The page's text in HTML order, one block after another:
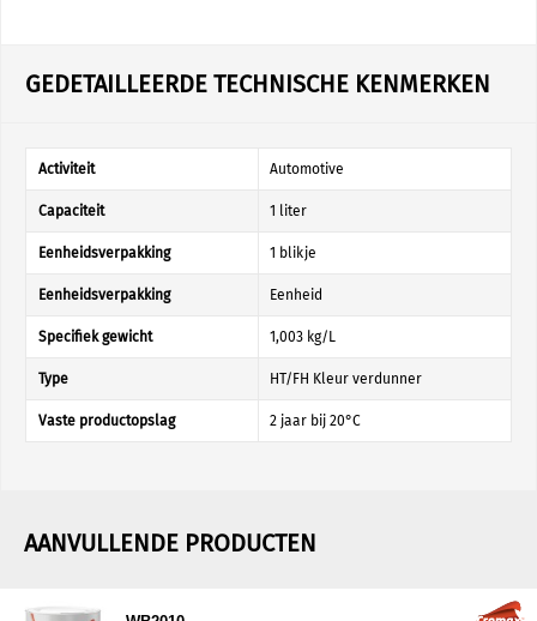
GEDETAILLEERDE TECHNISCHE KENMERKEN
Activiteit Automotive
Capaciteit 1 liter
Eenheidsverpakking 1 blikje
Eenheidsverpakking Eenheid
Specifiek gewicht 1,003 kg/L
Type HT/FH Kleur verdunner
Vaste productopslag 2 jaar bij 20°C
AANVULLENDE PRODUCTEN